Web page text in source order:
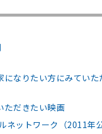
になりたい方にみていた
ただきたい映画
ネットワーク（2011年公